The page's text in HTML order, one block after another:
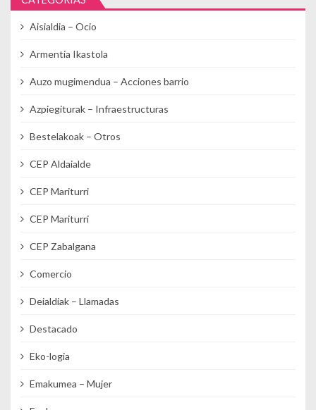
Aisialdia – Ocio
Armentia Ikastola
Auzo mugimendua – Acciones barrio
Azpiegiturak – Infraestructuras
Bestelakoak – Otros
CEP Aldaialde
CEP Mariturri
CEP Mariturri
CEP Zabalgana
Comercio
Deialdiak – Llamadas
Destacado
Eko-logia
Emakumea – Mujer